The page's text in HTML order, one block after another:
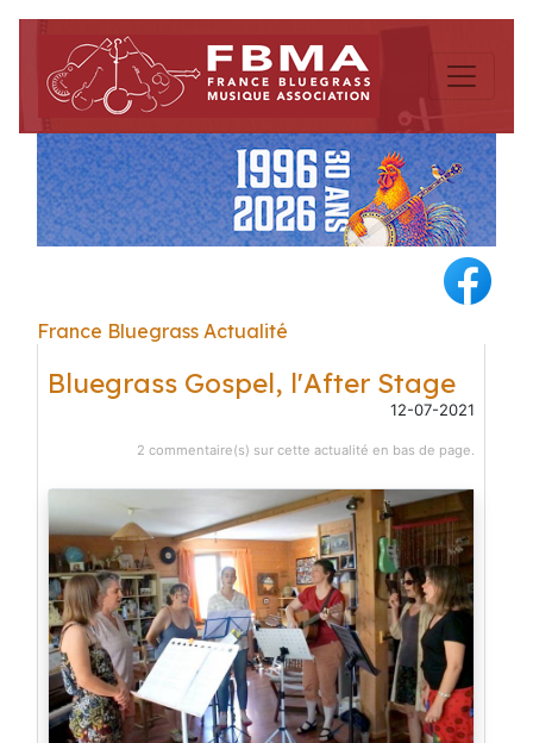
France Bluegrass Actualité
Bluegrass Gospel, l'After Stage
12-07-2021
2 commentaire(s) sur cette actualité en bas de page.